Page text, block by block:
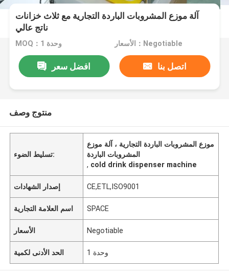
آلة موزع المشروبات الباردة التجارية مع ثلاث خزانات
ناتج عالي
MOQ：1 وحدة الأسعار：Negotiable
افضل سعر اتصل بنا
منتوج وصف
تسليط الضوء:
موزع المشروبات الباردة التجارية ، آلة موزع
المشروبات الباردة
, cold drink dispenser machine
إصدار الشهادات CE,ETL,ISO9001
اسم العلامة التجارية SPACE
الأسعار Negotiable
الحد الأدنى لكمية 1 وحدة